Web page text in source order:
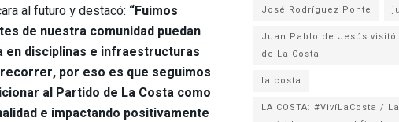
al futuro y destacó: “Fuimos
de nuestra comunidad puedan
en disciplinas e infraestructuras
por eso es que seguimos
al Partido de La Costa como
e impactando positivamente
José Rodríguez Ponte
Juan Pablo de Jesús
la costa
LA COSTA: #VivíLaCosta /